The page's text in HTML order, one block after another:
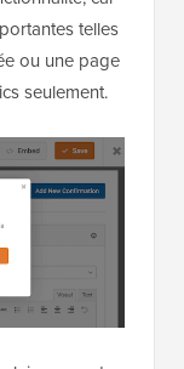
telles
ou une page
seulement.